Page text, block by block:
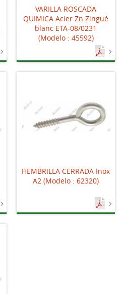
VARILLA ROSCADA
QUIMICA Acier Zn Zingué
blanc ETA-08/0231
(Modelo : 45592)
HEMBRILLA CERRADA Inox
A2 (Modelo : 62320)